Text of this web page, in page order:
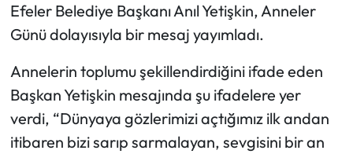
Efeler Belediye Başkanı Anıl Yetişkin, Anneler
Günü dolayısıyla bir mesaj yayımladı.
Annelerin toplumu şekillendirdiğini ifade eden
Başkan Yetişkin mesajında şu ifadelere yer
verdi, “Dünyaya gözlerimizi açtığımız ilk andan
itibaren bizi sarıp sarmalayan, sevgisini bir an